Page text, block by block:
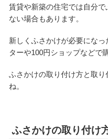
賃貸や新築の住宅では自分
ない場合もあります。
新しくふさかけが必要にな
ターや100円ショップなどで
ふさかけの取り付け方と取
ね。
ふさかけの取り付け